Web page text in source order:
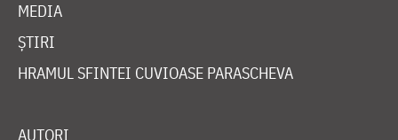
MEDIA
ȘTIRI
HRAMUL SFINTEI CUVIOASE PARASCHEVA
AUTORI